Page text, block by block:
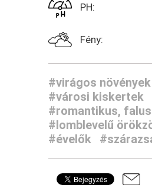
PH:
Fény:
#virágos növények
#városi kiskertek
#romantikus,
#lomblevelű
#évelők